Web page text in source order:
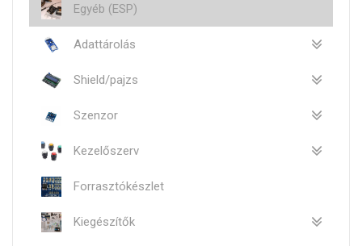
Egyéb (ESP)
Adattárolás
Shield/pajzs
Szenzor
Kezelőszerv
Forrasztókészlet
Kiegészítők